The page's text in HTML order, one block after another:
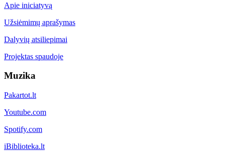
Apie iniciatyvą
Užsiėmimų aprašymas
Dalyvių atsiliepimai
Projektas spaudoje
Muzika
Pakartot.lt
Youtube.com
Spotify.com
iBiblioteka.lt